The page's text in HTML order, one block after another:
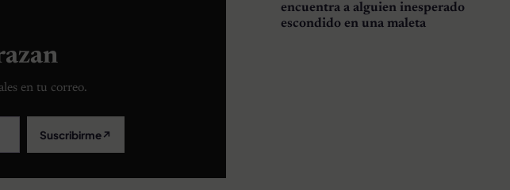
en tu correo.
Suscribirme↗
encuentra a alguien inesperado
escondido en una maleta